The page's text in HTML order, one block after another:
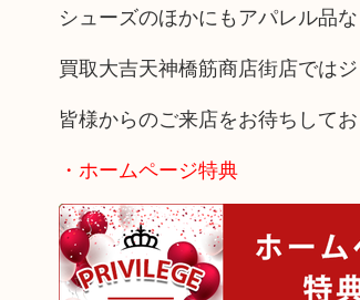
シューズのほかにもアパレル品
買取大吉天神橋筋商店街店では
皆様からのご来店をお待ちしてお
・ホームページ特典